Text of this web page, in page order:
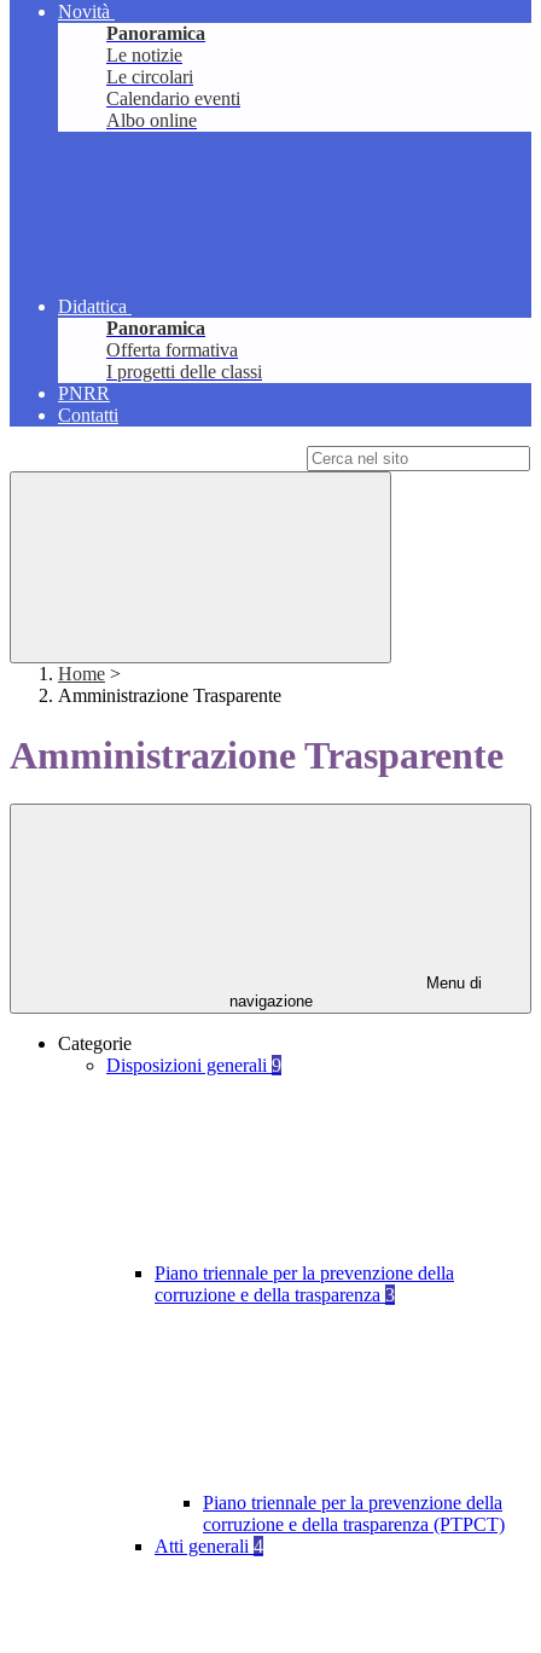
Novità
Panoramica
Le notizie
Le circolari
Calendario eventi
Albo online
Didattica
Panoramica
Offerta formativa
I progetti delle classi
PNRR
Contatti
Home >
Amministrazione Trasparente
Amministrazione Trasparente
Menu di
navigazione
Categorie
Disposizioni generali 9
Piano triennale per la prevenzione della
corruzione e della trasparenza 3
Piano triennale per la prevenzione della
corruzione e della trasparenza (PTPCT)
Atti generali 4